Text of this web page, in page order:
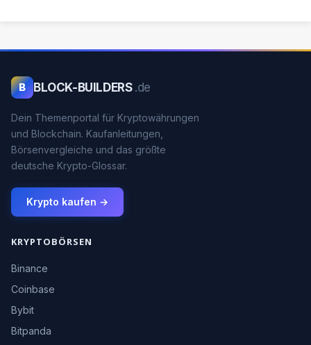
B BLOCK-BUILDERS .de
Dein Themenportal für Kryptowährungen
und Blockchain. Kaufanleitungen,
Börsenvergleiche und das größte
deutsche Krypto-Glossar.
Krypto kaufen →
KRYPTOBÖRSEN
Binance
Coinbase
Bybit
Bitpanda